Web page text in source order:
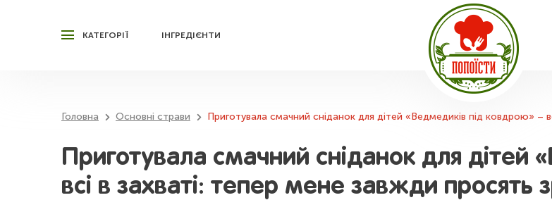
КАТЕГОРІЇ ІНГРЕДІЄНТИ
Головна Основні страви Приготувала смачний сніданок для дітей «Ведмедиків під ковдрою» –
Приготувала смачний сніданок для дітей
всі в захваті: тепер мене завжди просять